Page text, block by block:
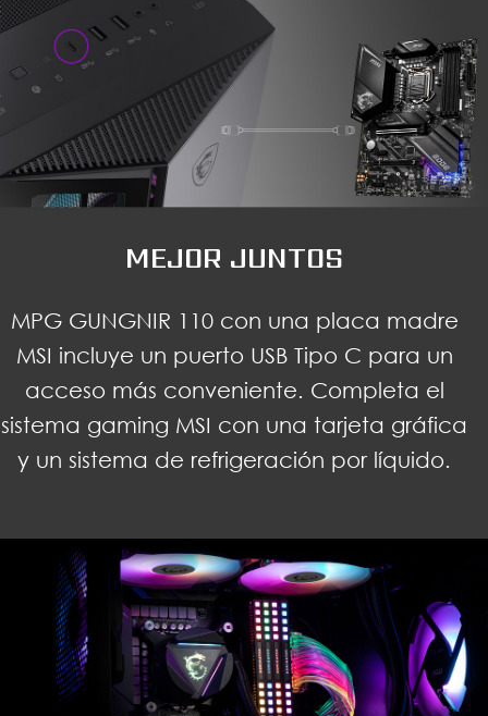
MEJOR JUNTOS
MPG GUNGNIR 110 con una placa madre
MSI incluye un puerto USB Tipo C para un
acceso más conveniente. Completa el
sistema gaming MSI con una tarjeta gráfica
y un sistema de refrigeración por líquido.